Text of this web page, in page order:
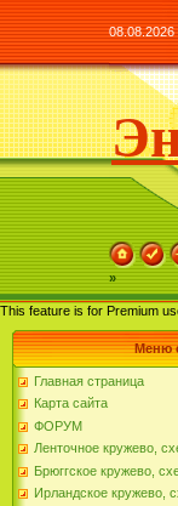
»
This feature is for Premium
Меню
Главная страница
Карта сайта
ФОРУМ
Ленточное кружево,
Брюггское кружево,
Ирландское кружево,